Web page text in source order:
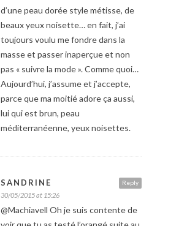
d’une peau dorée style métisse, de
beaux yeux noisette… en fait, j’ai
toujours voulu me fondre dans la
masse et passer inaperçue et non
pas « suivre la mode ». Comme quoi…
Aujourd’hui, j’assume et j’accepte,
parce que ma moitié adore ça aussi,
lui qui est brun, peau
méditerranéenne, yeux noisettes.
Reply
SANDRINE
30/05/2015 at 15:26
@Machiavell Oh je suis contente de